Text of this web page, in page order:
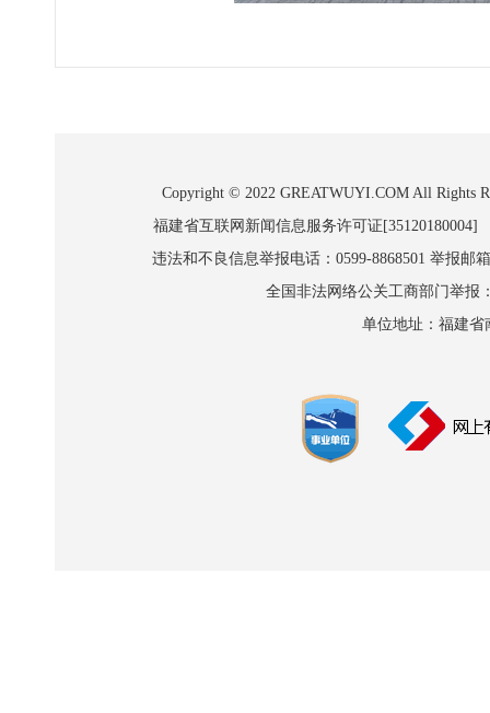
Copyright © 2022 GREATWUYI.COM All Rights
福建省互联网新闻信息服务许可证
违法和不良信息举报电话：0599-8868501 举报邮
全国非法网络公关工商部门举报
单位地址：福建省